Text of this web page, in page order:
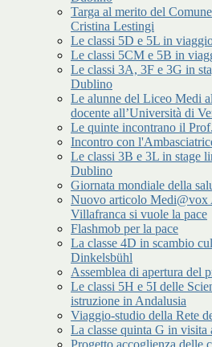
Targa al merito del
Cristina Lestingi
Le classi 5D e 5L in
Le classi 5CM e 5B in
Le classi 3A, 3F e 3G in
Dublino
Le alunne del Liceo Medi
docente all’Università di
Le quinte incontrano il
Incontro con
Le classi 3B e 3L in stage
Dublino
Giornata mondiale della
Nuovo articolo
Villafranca si vuole la pace
Flashmob per la pace
La classe 4D in scambio
Dinkelsbühl
Assemblea di apertura del
Le classi 5H e 5I delle
istruzione in Andalusia
Viaggio-studio della Rete
La classe quinta G in visita